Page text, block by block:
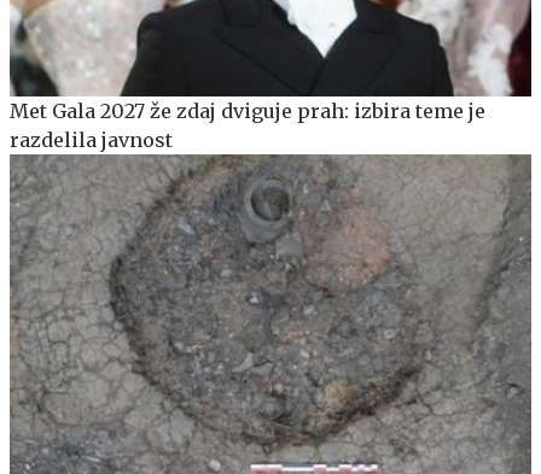
Met Gala 2027 že zdaj dviguje prah: izbira teme je
razdelila javnost